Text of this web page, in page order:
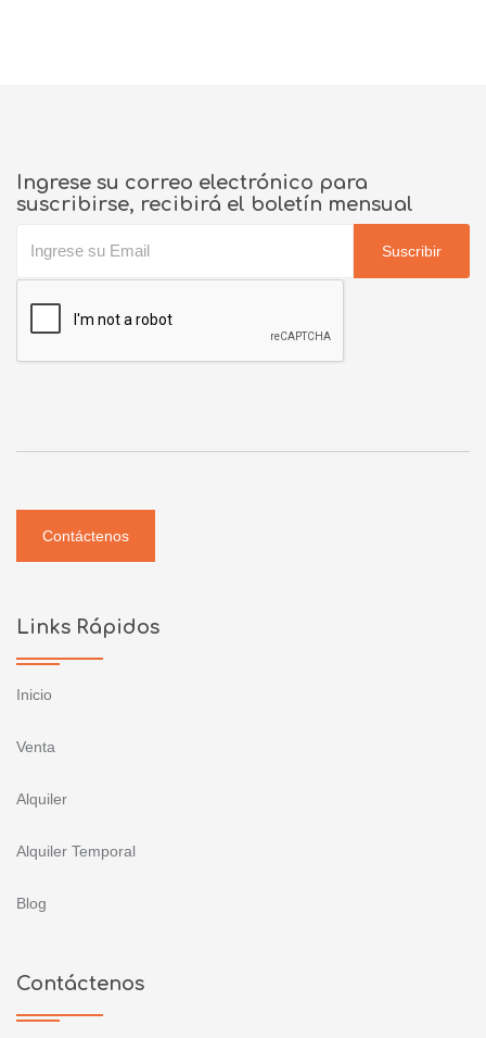
Ingrese su correo electrónico para
suscribirse, recibirá el boletín mensual
Suscribir
Contáctenos
Links Rápidos
Inicio
Venta
Alquiler
Alquiler Temporal
Blog
Contáctenos